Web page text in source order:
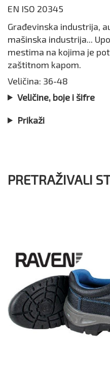
EN ISO 20345
Građevinska industrija,
mašinska industrija...
mestima na kojima je
zaštitnom kapom.
Veličina: 36-48
Veličine, boje i šifre
Prikaži
PRETRAŽIVALI